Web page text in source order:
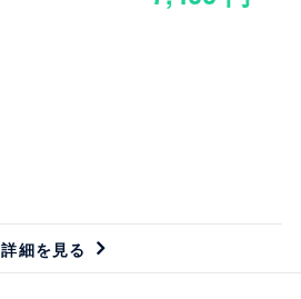
詳細を見る